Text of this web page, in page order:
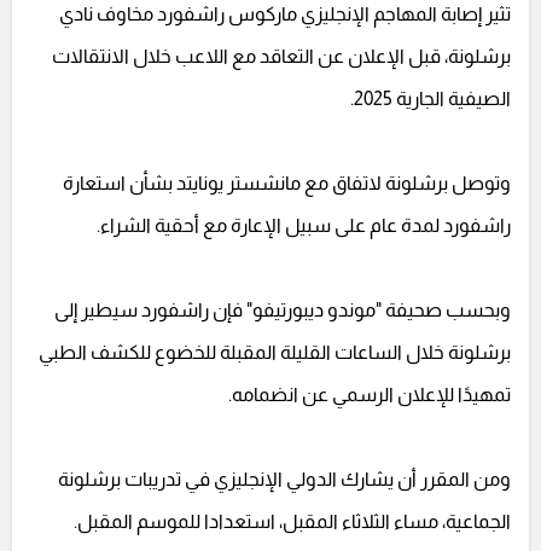
تثير إصابة المهاجم الإنجليزي ماركوس راشفورد مخاوف نادي
برشلونة، قبل الإعلان عن التعاقد مع اللاعب خلال الانتقالات
الصيفية الجارية 2025.
وتوصل برشلونة لاتفاق مع مانشستر يونايتد بشأن استعارة
راشفورد لمدة عام على سبيل الإعارة مع أحقية الشراء.
وبحسب صحيفة "موندو ديبورتيفو" فإن راشفورد سيطير إلى
برشلونة خلال الساعات القليلة المقبلة للخضوع للكشف الطبي
تمهيدًا للإعلان الرسمي عن انضمامه.
ومن المقرر أن يشارك الدولي الإنجليزي في تدريبات برشلونة
الجماعية، مساء الثلاثاء المقبل، استعدادا للموسم المقبل.